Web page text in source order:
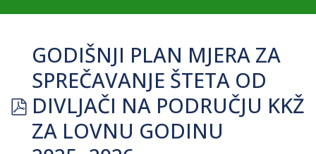
pdf
GODIŠNJI PLAN MJERA ZA
SPREČAVANJE ŠTETA OD
DIVLJAČI NA PODRUČJU KKŽ
ZA LOVNU GODINU